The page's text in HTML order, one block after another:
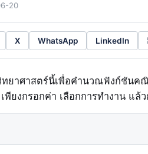
20
X WhatsApp LinkedIn
ทยาศาสตร์นี้เพื่อคำนวณฟังก์ชัน
พียงกรอกค่า เลือกการทำงาน แ